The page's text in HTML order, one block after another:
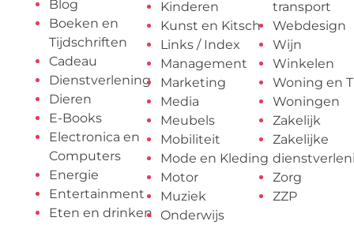
Blog
Boeken en
Tijdschriften
Cadeau
Dienstverlening
Dieren
E-Books
Electronica en
Computers
Energie
Entertainment
Eten en drinken
Kinderen
Kunst en Kitsch
Links / Index
Management
Marketing
Media
Meubels
Mobiliteit
Mode en Kleding
Motor
Muziek
Onderwijs
transport
Webdesign
Wijn
Winkelen
Woning en
Woningen
Zakelijk
Zakelijke
Zorg
ZZP